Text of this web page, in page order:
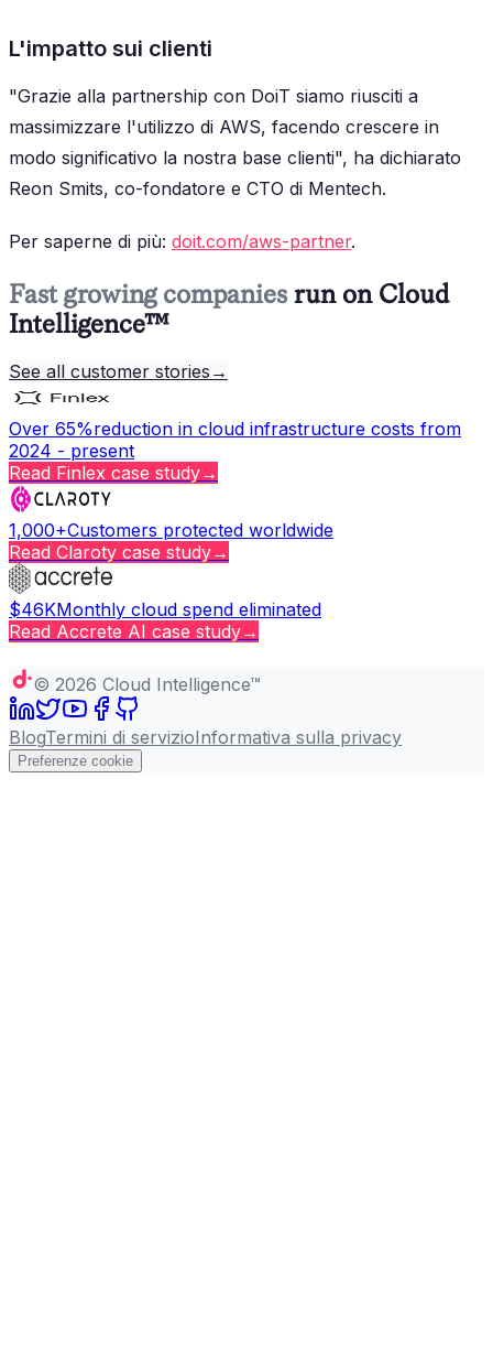
L'impatto sui clienti
"Grazie alla partnership con DoiT siamo riusciti a
massimizzare l'utilizzo di AWS, facendo crescere in
modo significativo la nostra base clienti", ha dichiarato
Reon Smits, co-fondatore e CTO di Mentech.
Per saperne di più: doit.com/aws-partner.
Fast growing companies run on Cloud
Intelligence™
See all customer stories →
Over 65%reduction in cloud infrastructure costs from
2024 - present
Read Finlex case study→
1,000+Customers protected worldwide
Read Claroty case study→
$46KMonthly cloud spend eliminated
Read Accrete AI case study→
© 2026 Cloud Intelligence™
BlogTermini di servizioInformativa sulla privacy
Preferenze cookie